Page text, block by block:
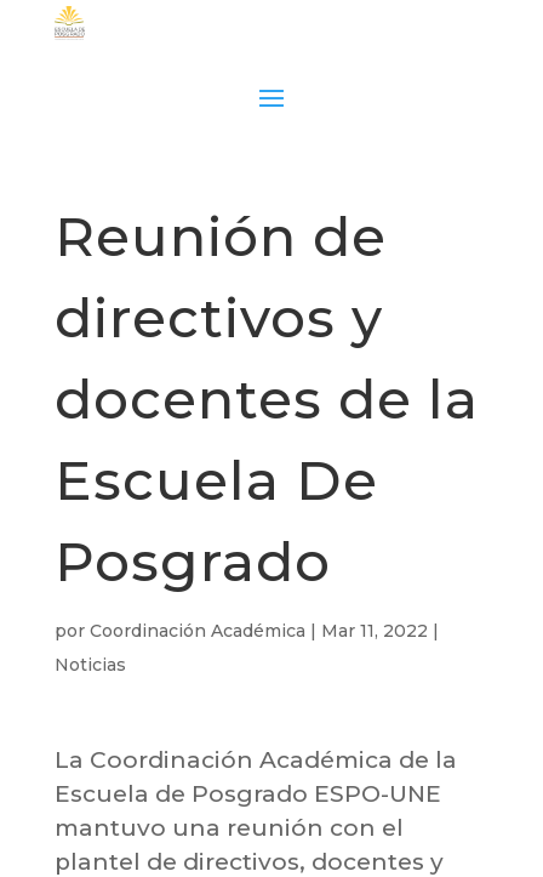
Reunión de
directivos y
docentes de la
Escuela De
Posgrado
por Coordinación Académica | Mar 11, 2022 |
Noticias
La Coordinación Académica de la
Escuela de Posgrado ESPO-UNE
mantuvo una reunión con el
plantel de directivos, docentes y